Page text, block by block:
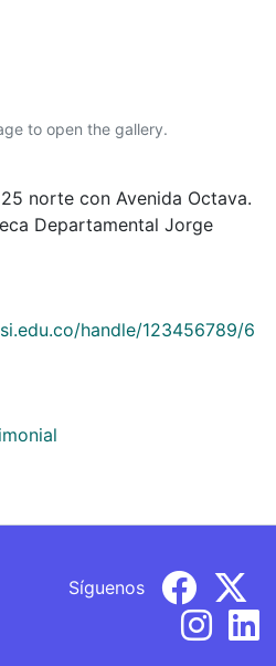
to open the gallery.
norte con Avenida Octava.
Departamental Jorge
handle/123456789/6
Síguenos